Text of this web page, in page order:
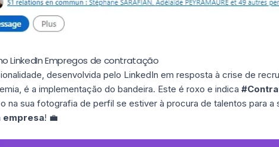
LinkedIn Empregos de contratação
desenvolvida pelo LinkedIn em resposta à crise de
é a implementação do bandeira. Este é roxo e indica
na sua fotografia de perfil se estiver à procura de talentos para a
empresa! 💼